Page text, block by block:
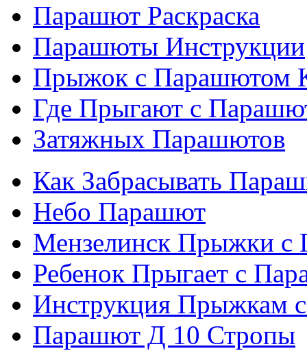
Парашют Раскраска
Парашюты Инструкции
Прыжок с Парашютом
Где Прыгают с
Затяжных Парашютов
Как Забрасывать
Небо Парашют
Мензелинск Прыжки с
Ребенок Прыгает с
Инструкция Прыжкам
Парашют Д 10 Стропы